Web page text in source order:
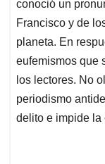
conoció un
Francisco y de
planeta. En
eufemismos que
los lectores. No
periodismo
delito e impide la